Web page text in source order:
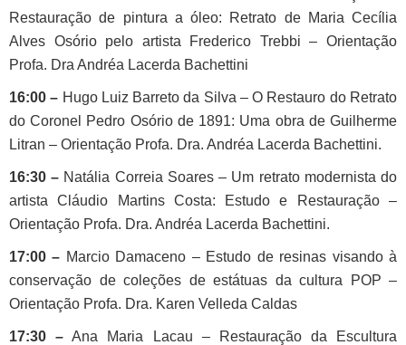
Restauração de pintura a óleo: Retrato de Maria Cecília
Alves Osório pelo artista Frederico Trebbi – Orientação
Profa. Dra Andréa Lacerda Bachettini
16:00 – Hugo Luiz Barreto da Silva – O Restauro do Retrato
do Coronel Pedro Osório de 1891: Uma obra de Guilherme
Litran – Orientação Profa. Dra. Andréa Lacerda Bachettini.
16:30 – Natália Correia Soares – Um retrato modernista do
artista Cláudio Martins Costa: Estudo e Restauração –
Orientação Profa. Dra. Andréa Lacerda Bachettini.
17:00 – Marcio Damaceno – Estudo de resinas visando à
conservação de coleções de estátuas da cultura POP –
Orientação Profa. Dra. Karen Velleda Caldas
17:30 – Ana Maria Lacau – Restauração da Escultura